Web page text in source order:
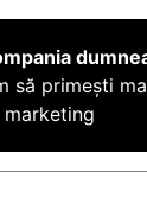
să primești
marketing